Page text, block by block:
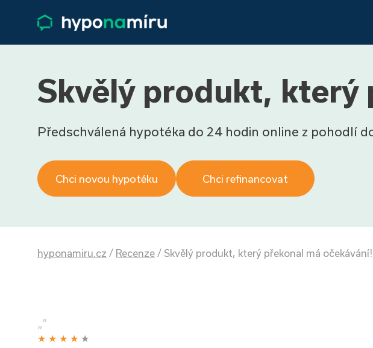
Skvělý produkt, který
Předschválená hypotéka do 24 hodin online z pohodlí
Chci novou hypotéku Chci refinancovat
hyponamiru.cz / Recenze / Skvělý produkt, který překonal má očekávání!
„”
★ ★ ★ ★ ★